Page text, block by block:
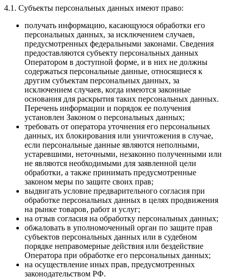
4.1. Субъекты персональных данных имеют право:
получать информацию, касающуюся обработки его
персональных данных, за исключением случаев,
предусмотренных федеральными законами. Сведения
предоставляются субъекту персональных данных
Оператором в доступной форме, и в них не должны
содержаться персональные данные, относящиеся к
другим субъектам персональных данных, за
исключением случаев, когда имеются законные
основания для раскрытия таких персональных данных.
Перечень информации и порядок ее получения
установлен Законом о персональных данных;
требовать от оператора уточнения его персональных
данных, их блокирования или уничтожения в случае,
если персональные данные являются неполными,
устаревшими, неточными, незаконно полученными или
не являются необходимыми для заявленной цели
обработки, а также принимать предусмотренные
законом меры по защите своих прав;
выдвигать условие предварительного согласия при
обработке персональных данных в целях продвижения
на рынке товаров, работ и услуг;
на отзыв согласия на обработку персональных данных;
обжаловать в уполномоченный орган по защите прав
субъектов персональных данных или в судебном
порядке неправомерные действия или бездействие
Оператора при обработке его персональных данных;
на осуществление иных прав, предусмотренных
законодательством РФ.